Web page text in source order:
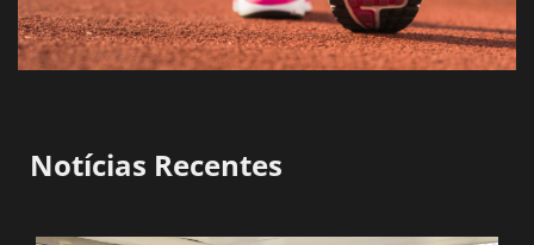
Notícias Recentes